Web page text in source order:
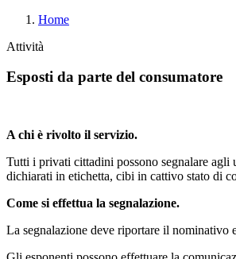
Home
Attività
Esposti da parte del consumatore
A chi è rivolto il servizio.
Tutti i privati cittadini possono segnalare
dichiarati in etichetta, cibi in cattivo stato di
Come si effettua la segnalazione.
La segnalazione deve riportare il nominativo